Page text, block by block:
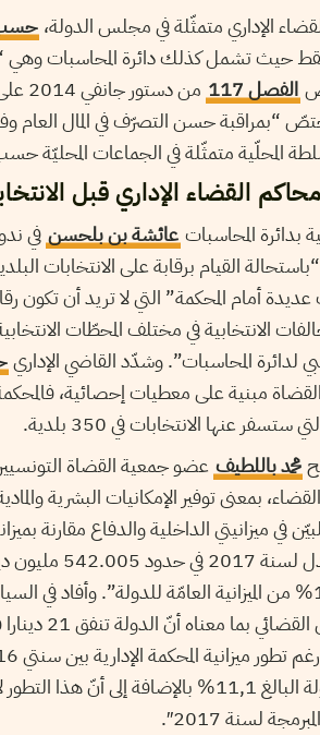
الإداري متمثّلة في مجلس الدولة، حسب
حيث تشمل كذلك دائرة المحاسبات وهي
الفصل 117
من
“بمراقبة حسن التصرّف في المال العام
المحلّية متمثّلة في الجماعات المحليّة
القضاء الإداري قبل
المحاسبات عائشة بن بلحسن في
15 فيفري “باستحالة القيام برقابة على
أمام المحكمة” التي لا تريد أن تكون
الانتخابية في مختلف المحطّات
لدائرة المحاسبات”. وشدّد القاضي الإداري
مبنية على معطيات إحصائية،
عنها الانتخابات في 350 بلدية.
محمد باللطيف
بمعنى توفير الإمكانيات البشرية
في ميزانيتي الداخلية والدفاع مقارنة
العدل فقط
الميزانية العامة للدولة البالغ 11,1%
لسنة 2017″.